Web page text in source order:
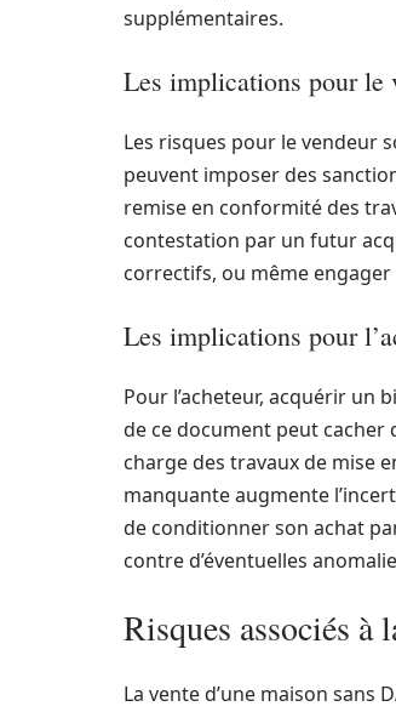
supplémentaires.
Les implications pour le
Les risques pour le vendeur
peuvent imposer des
remise en conformité des
contestation par un futur
correctifs, ou même
Les implications pour
Pour l’acheteur, acquérir un
de ce document peut cacher
charge des travaux de mise
manquante augmente
de conditionner son achat
contre d’éventuelles
Risques associés à
La vente d’une maison sans